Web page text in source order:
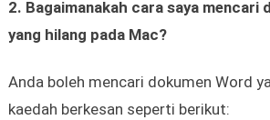
2. Bagaimanakah cara saya mencari
yang hilang pada Mac?
Anda boleh mencari dokumen Word
kaedah berkesan seperti berikut: